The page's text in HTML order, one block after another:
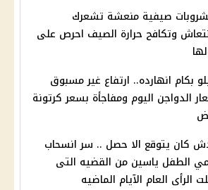
صيفية منعشة تشعرك
وتكافح حرارة الصيف احرص على
بكام انهارده.. ارتفاع غير مسبوق
الدواجن اليوم ومفاجأة بسعر كرتونة
كان يتوقع الا حصل .. سر انسحاب
الطفل ياسين من القضيه التى
الرأى العام الآيام الماضيه